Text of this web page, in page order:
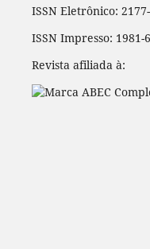
ISSN Eletrônico:
ISSN Impresso: 1981-
Revista afiliada à: